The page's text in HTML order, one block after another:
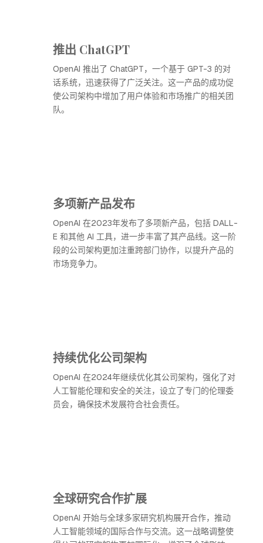
推出 ChatGPT
OpenAI 推出了 ChatGPT，一个基于 GPT-3 的对
话系统，迅速获得了广泛关注。这一产品的成功促
使公司架构中增加了用户体验和市场推广的相关团
队。
多项新产品发布
OpenAI 在2023年发布了多项新产品，包括 DALL-
E 和其他 AI 工具，进一步丰富了其产品线。这一阶
段的公司架构更加注重跨部门协作，以提升产品的
市场竞争力。
持续优化公司架构
OpenAI 在2024年继续优化其公司架构，强化了对
人工智能伦理和安全的关注，设立了专门的伦理委
员会，确保技术发展符合社会责任。
全球研究合作扩展
OpenAI 开始与全球多家研究机构展开合作，推动
人工智能领域的国际合作与交流。这一战略调整使